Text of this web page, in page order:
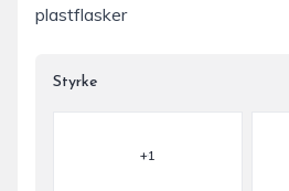
plastflasker
Styrke
Velg en Styrke
+1